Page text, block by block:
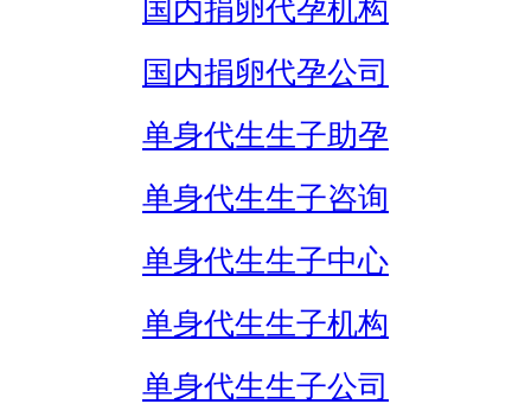
国内捐卵代孕机构
国内捐卵代孕公司
单身代生生子助孕
单身代生生子咨询
单身代生生子中心
单身代生生子机构
单身代生生子公司